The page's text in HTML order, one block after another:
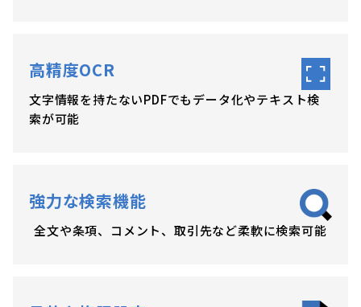
高精度OCR
文字情報を持たないPDFでもデータ化やテキスト検
索が可能
強力な検索機能
全文や条項、コメント、取引先など柔軟に検索可能